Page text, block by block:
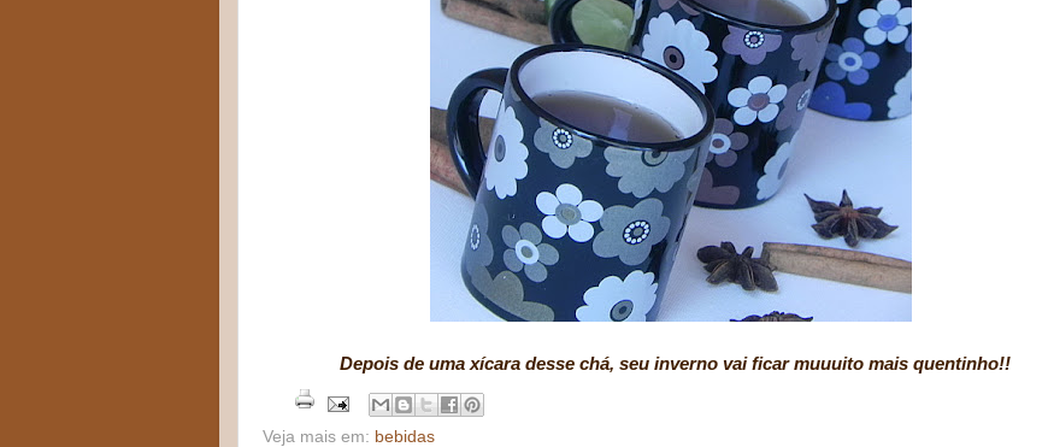
Depois de uma xícara desse chá, seu inverno vai ficar muuuito mais quentinho!!
Veja mais em: bebidas